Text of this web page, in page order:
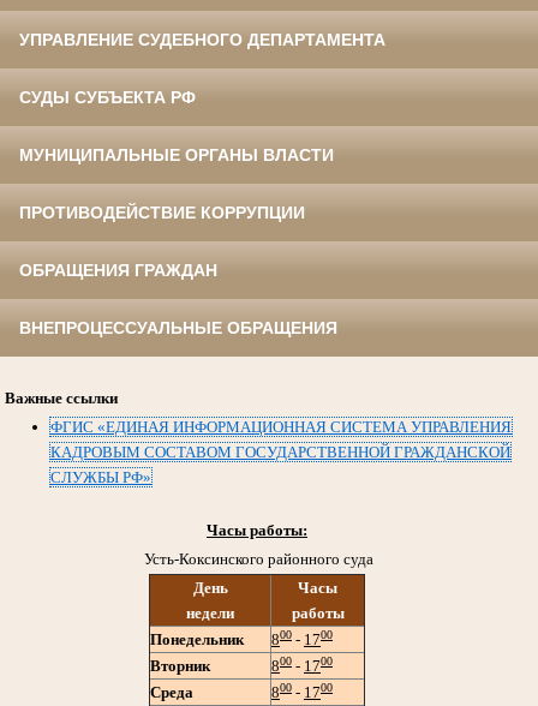
УПРАВЛЕНИЕ СУДЕБНОГО ДЕПАРТАМЕНТА
СУДЫ СУБЪЕКТА РФ
МУНИЦИПАЛЬНЫЕ ОРГАНЫ ВЛАСТИ
ПРОТИВОДЕЙСТВИЕ КОРРУПЦИИ
ОБРАЩЕНИЯ ГРАЖДАН
ВНЕПРОЦЕССУАЛЬНЫЕ ОБРАЩЕНИЯ
Важные ссылки
ФГИС «ЕДИНАЯ ИНФОРМАЦИОННАЯ СИСТЕМА УПРАВЛЕНИЯ
КАДРОВЫМ СОСТАВОМ ГОСУДАРСТВЕННОЙ ГРАЖДАНСКОЙ
СЛУЖБЫ РФ»
Часы работы:
Усть-Коксинского районного суда
День
недели
Часы
работы
Понедельник
800 - 1700
Вторник 800 - 1700
Среда 800 - 1700